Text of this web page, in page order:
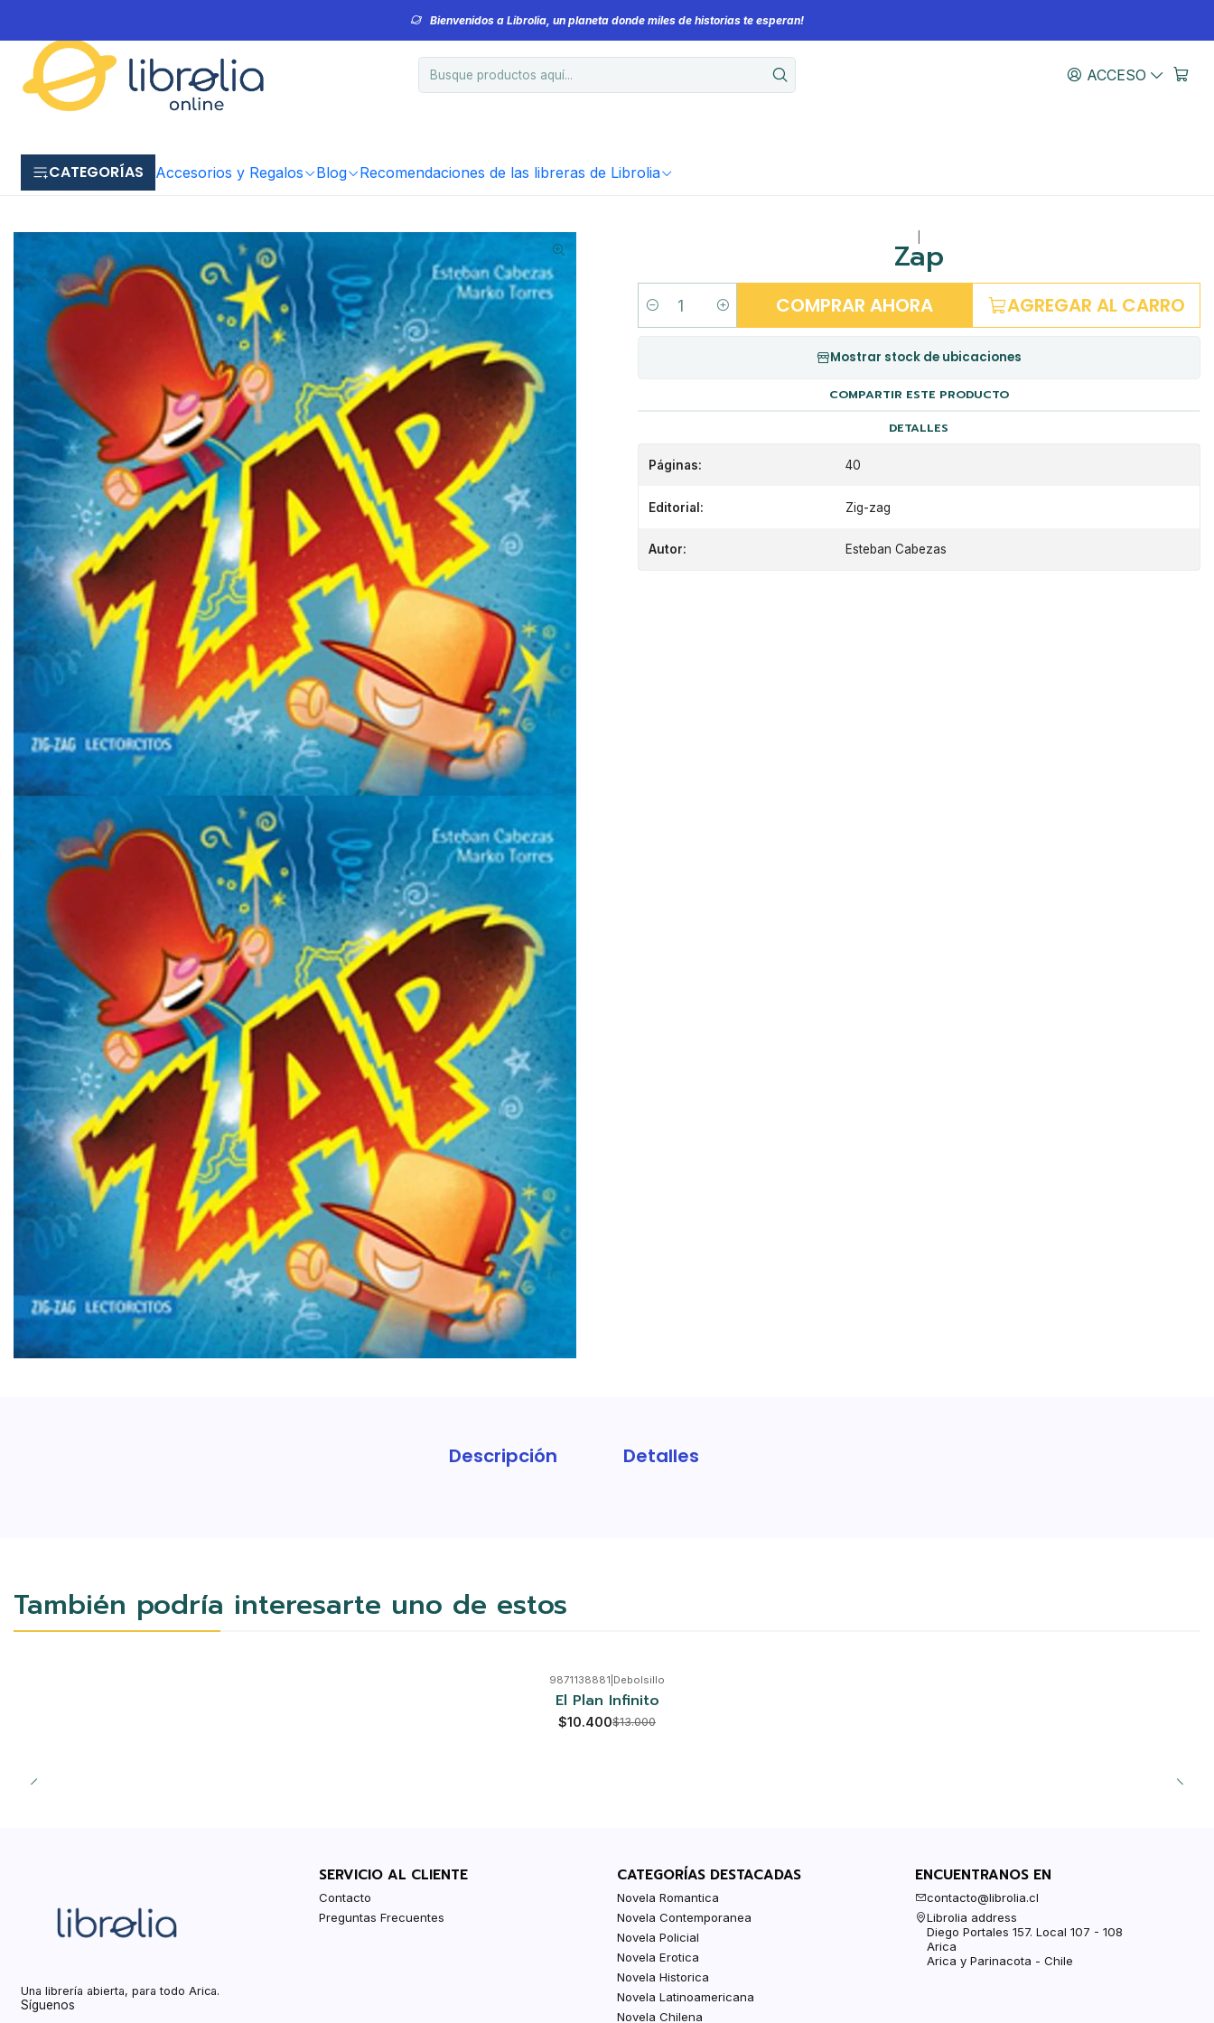
ACCESO
CATEGORÍAS Accesorios y Regalos Blog Recomendaciones de las libreras de Librolia
Bienvenidos a Librolia, un planeta donde miles de historias te esperan!
Zap
Cantidad AGREGAR AL CARRO
COMPRAR AHORA
Mostrar stock de ubicaciones
COMPARTIR ESTE PRODUCTO
DETALLES
Páginas: 40
Editorial: Zig-zag
Autor: Esteban Cabezas
Descripción Detalles
También podría interesarte uno de estos
9871138881 Debolsillo
El Plan Infinito
$10.400$13.000
Una librería abierta, para todo Arica.
Síguenos
SERVICIO AL CLIENTE
Contacto
Preguntas Frecuentes
CATEGORÍAS DESTACADAS
Novela Romantica
Novela Contemporanea
Novela Policial
Novela Erotica
Novela Historica
Novela Latinoamericana
Novela Chilena
ENCUENTRANOS EN
contacto@librolia.cl
Librolia address
Diego Portales 157. Local 107 - 108
Arica
Arica y Parinacota - Chile